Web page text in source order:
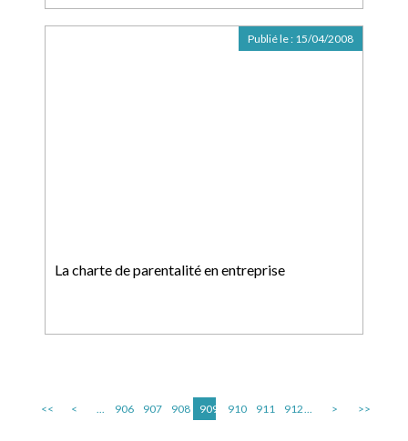
La charte de parentalité en entreprise
Publié le : 15/04/2008
<< < ... 906 907 908 909 910 911 912... > >>